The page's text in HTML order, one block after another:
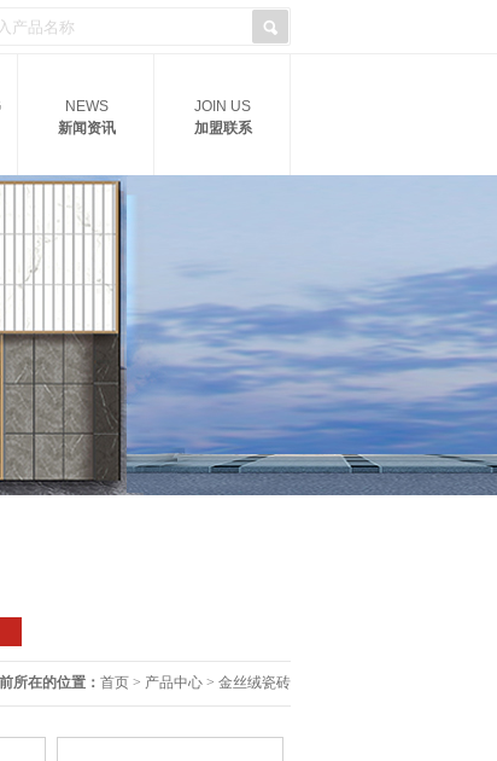
NEWS
新闻资讯
JOIN US
加盟联系
所在的位置： 首页 > 产品中心 > 金丝绒瓷砖